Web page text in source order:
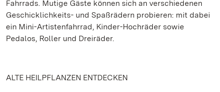
Fahrrads. Mutige Gäste können sich an verschiedenen
Geschicklichkeits- und Spaßrädern probieren: mit dabei
ein Mini-Artistenfahrrad, Kinder-Hochräder sowie
Pedalos, Roller und Dreiräder.
ALTE HEILPFLANZEN ENTDECKEN